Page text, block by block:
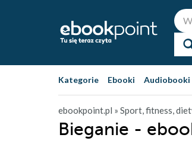
Kategorie Ebooki Audiobooki
ebookpoint.pl » Sport, fitness,
Bieganie -